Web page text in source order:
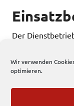
Wir verwenden
optimieren.
Der
187 total